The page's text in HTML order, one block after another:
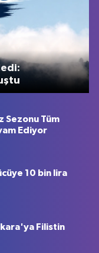
Sezonu Tüm
Ediyor
10 bin lira
Filistin